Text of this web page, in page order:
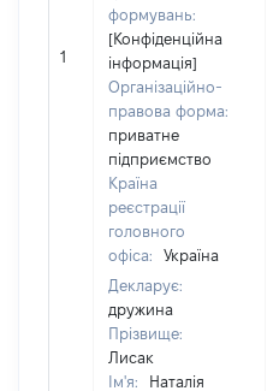
1
формувань:
[Конфіденційна
інформація]
Організаційно-
правова форма:
приватне
підприємство
Країна
реєстрації
головного
офіса:
Україна
Декларує:
дружина
Прізвище:
Лисак
Ім'я:
Наталія